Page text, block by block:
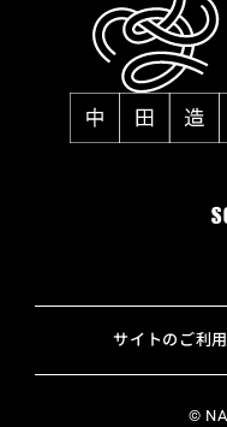
サイトのご利
©